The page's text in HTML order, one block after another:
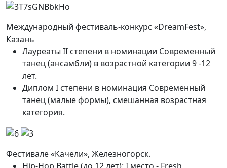
Международный фестиваль-конкурс «DreamFest»,
Казань
Лауреаты II степени в номинации Современный
танец (ансамбли) в возрастной категории 9 -12
лет.
Диплом I степени в номинация Современный
танец (малые формы), смешанная возрастная
категория.
Фестивале «Качели», Железногорск.